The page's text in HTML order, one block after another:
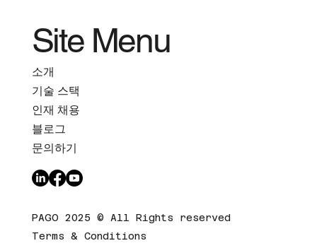
Site Menu
소개
기술 스택
블로그
인재 채용
문의하기
PAGO 2025 © All Rights reserved
Terms & Conditions